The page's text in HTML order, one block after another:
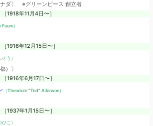
ナダ〕 ※グリーンピース 創立者
1918年11月4日〜］
）
1916年12月15日〜］
う）
）〕
1916年6月17日〜］
（Theodore “Ted” Atkinson）
1937年1月15日〜］
こ）